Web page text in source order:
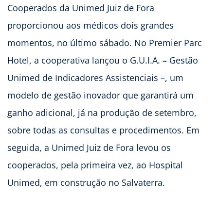
Cooperados da Unimed Juiz de Fora
proporcionou aos médicos dois grandes
momentos, no último sábado. No Premier Parc
Hotel, a cooperativa lançou o G.U.I.A. – Gestão
Unimed de Indicadores Assistenciais –, um
modelo de gestão inovador que garantirá um
ganho adicional, já na produção de setembro,
sobre todas as consultas e procedimentos. Em
seguida, a Unimed Juiz de Fora levou os
cooperados, pela primeira vez, ao Hospital
Unimed, em construção no Salvaterra.